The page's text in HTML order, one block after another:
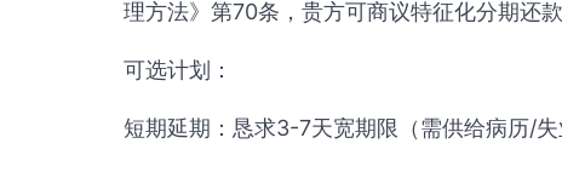
理方法》第70条，贵方可商议特征化分期还
可选计划：
短期延期：恳求3-7天宽期限（需供给病历/失